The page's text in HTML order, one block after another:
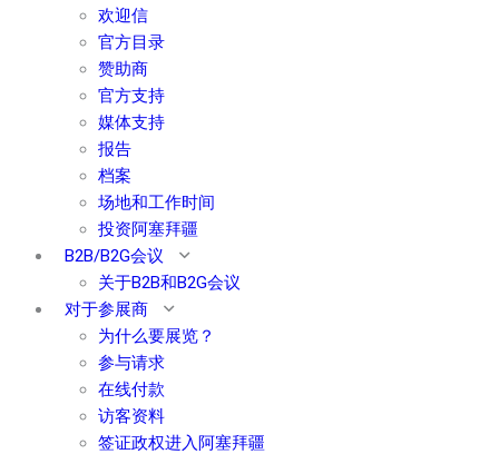
欢迎信
官方目录
赞助商
官方支持
媒体支持
报告
档案
场地和工作时间
投资阿塞拜疆
B2B/B2G会议
关于B2B和B2G会议
对于参展商
为什么要展览？
参与请求
在线付款
访客资料
签证政权进入阿塞拜疆